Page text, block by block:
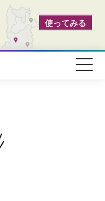
使ってみる